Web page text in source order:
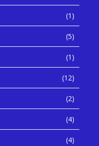
(1)
(5)
(1)
(12)
(2)
(4)
(4)